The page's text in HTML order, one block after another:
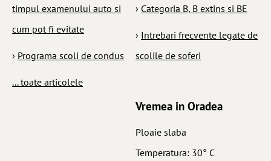
timpul examenului auto si
cum pot fi evitate
› Programa scoli de condus
... toate articolele
› Categoria B, B extins si BE
› Intrebari frecvente legate de
scolile de soferi
Vremea in Oradea
Ploaie slaba
Temperatura: 30° C